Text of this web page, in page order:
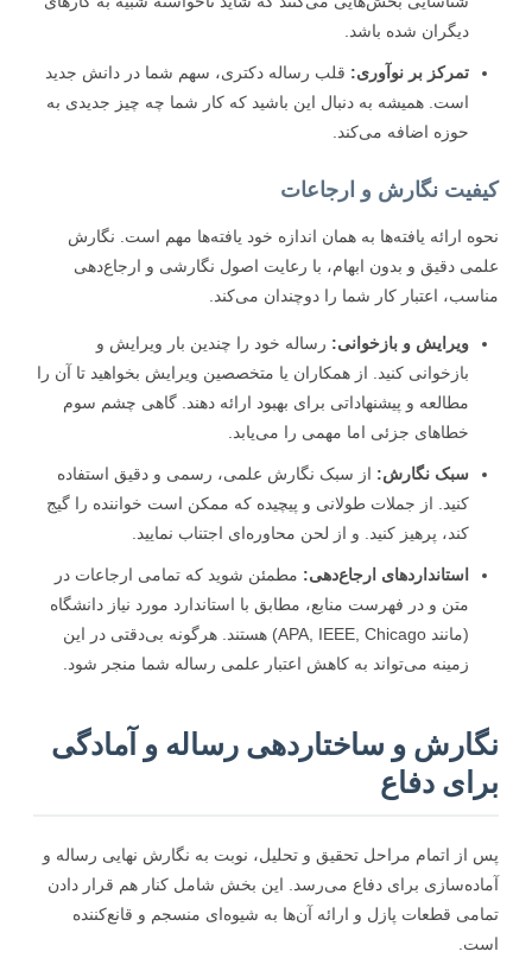
دیگران شده باشد.
تمرکز بر نوآوری:قلب رساله دکتری، سهم شما در دانش جدید
است. همیشه به دنبال این باشید که کار شما چه چیز جدیدی به
حوزه اضافه می‌کند.
نگارش و ارجاعات
ارائه یافته‌ها به همان اندازه خود یافته‌ها مهم است. نگارش
دقیق و بدون ابهام، با رعایت اصول نگارشی و ارجاع‌دهی
اعتبار کار شما را دوچندان می‌کند.
ویرایش و بازخوانی: رساله خود را چندین بار ویرایش و
بازخوانی کنید. از همکاران یا متخصصین ویرایش بخواهید تا آن را
مطالعه و پیشنهاداتی برای بهبود ارائه دهند. گاهی چشم سوم
خطاهای جزئی اما مهمی را می‌یابد.
سبک نگارش:از سبک نگارش علمی، رسمی و دقیق استفاده
کنید. از جملات طولانی و پیچیده که ممکن است خواننده را گیج
کند، پرهیز کنید. و از لحن محاوره‌ای اجتناب نمایید.
استانداردهای ارجاع‌دهی:مطمئن شوید که تمامی ارجاعات در
متن و در فهرست منابع، مطابق با استاندارد مورد نیاز دانشگاه
(مانند APA, IEEE, Chicago) هستند. هرگونه بی‌دقتی در این
زمینه می‌تواند به کاهش اعتبار علمی رساله شما منجر شود.
و ساختاردهی رساله و آمادگی
دفاع
اتمام مراحل تحقیق و تحلیل، نوبت به نگارش نهایی رساله و
برای دفاع می‌رسد. این بخش شامل کنار هم قرار دادن
قطعات پازل و ارائه آن‌ها به شیوه‌ای منسجم و قانع‌کننده